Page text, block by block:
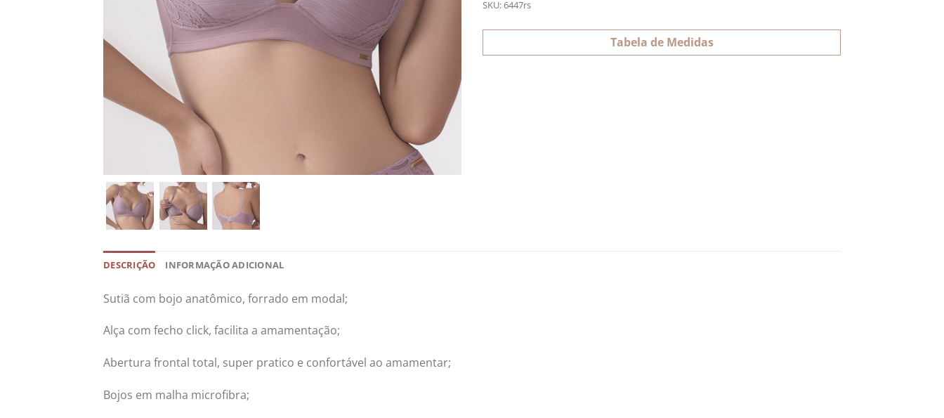
SKU:6447rs
Tabela de Medidas
DESCRIÇÃO INFORMAÇÃO ADICIONAL
Sutiã com bojo anatômico, forrado em modal;
Alça com fecho click, facilita a amamentação;
Abertura frontal total, super pratico e confortável ao amamentar;
Bojos em malha microfibra;